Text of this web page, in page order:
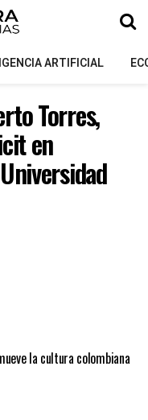
ARTIFICIAL
Torres,
en
la cultura colombiana